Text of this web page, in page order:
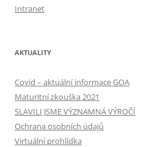
Intranet
AKTUALITY
Covid – aktuální informace GOA
Maturitní zkouška 2021
SLAVILI JSME VÝZNAMNÁ VÝROČÍ
Ochrana osobních údajů
Virtuální prohlídka